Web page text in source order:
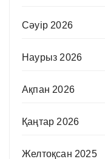
Сәуір 2026
Наурыз 2026
Ақпан 2026
Қаңтар 2026
Желтоқсан 2025